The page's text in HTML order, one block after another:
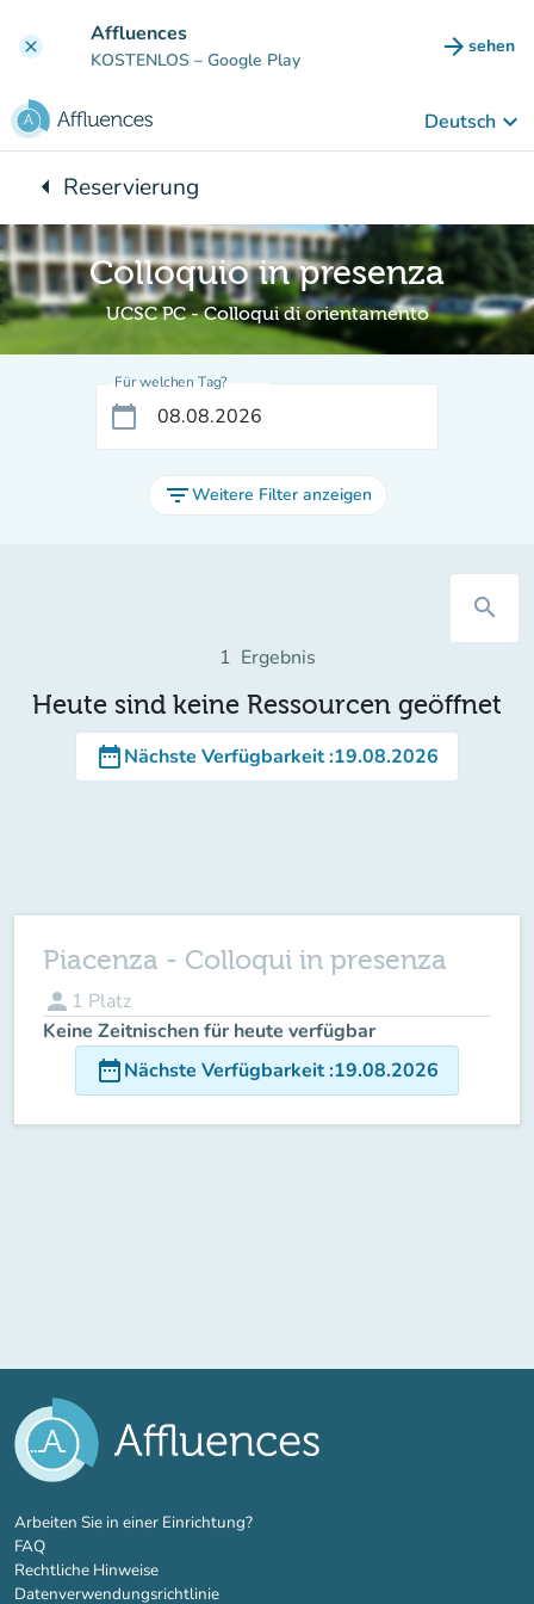
clear Affluences
KOSTENLOS – Google Play arrow_forward sehen
(new
Deutsch keyboard_arrow_down
arrow_leftZurück zu:
Reservierung
Colloquio in presenza
UCSC PC - Colloqui di orientamento
Für welchen Tag?
calendar_today
filter_listWeitere Filter anzeigen
search
1 Ergebnis
Heute sind keine Ressourcen geöffnet
date_rangeNächste Verfügbarkeit:19.08.2026
Piacenza - Colloqui in presenza
person 1 Platz
Keine Zeitnischen für heute verfügbar
date_rangeNächste Verfügbarkeit:19.08.2026
Arbeiten Sie in einer Einrichtung?(new tab)
FAQ
Rechtliche Hinweise
Datenverwendungsrichtlinie